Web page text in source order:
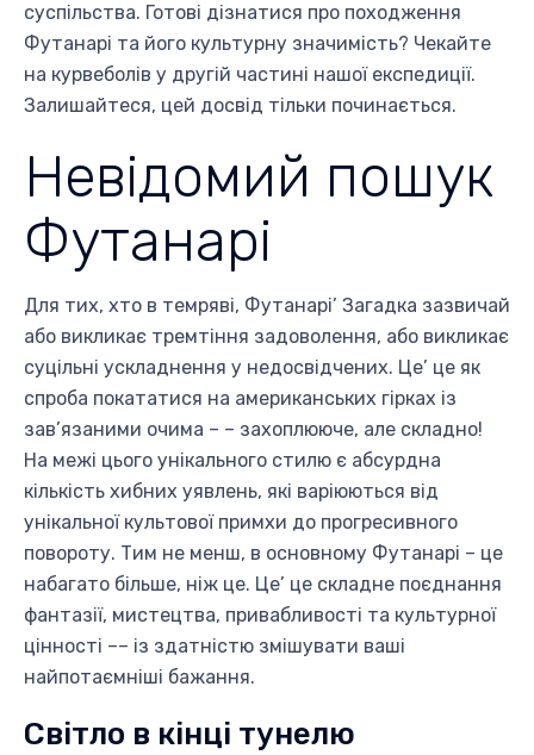
суспільства. Готові дізнатися про походження
Футанарі та його культурну значимість? Чекайте
на курвеболів у другій частині нашої експедиції.
Залишайтеся, цей досвід тільки починається.
Невідомий пошук
Футанарі
Для тих, хто в темряві, Футанарі’ Загадка зазвичай
або викликає тремтіння задоволення, або викликає
суцільні ускладнення у недосвідчених. Це’ це як
спроба покататися на американських гірках із
зав’язаними очима – – захоплююче, але складно!
На межі цього унікального стилю є абсурдна
кількість хибних уявлень, які варіюються від
унікальної культової примхи до прогресивного
повороту. Тим не менш, в основному Футанарі – це
набагато більше, ніж це. Це’ це складне поєднання
фантазії, мистецтва, привабливості та культурної
цінності –– із здатністю змішувати ваші
найпотаємніші бажання.
Світло в кінці тунелю